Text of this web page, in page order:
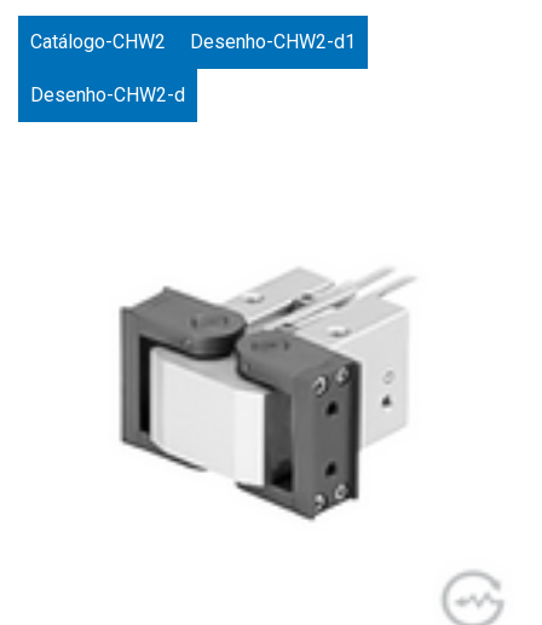
Catálogo-CHW2 Desenho-CHW2-d1
Desenho-CHW2-d